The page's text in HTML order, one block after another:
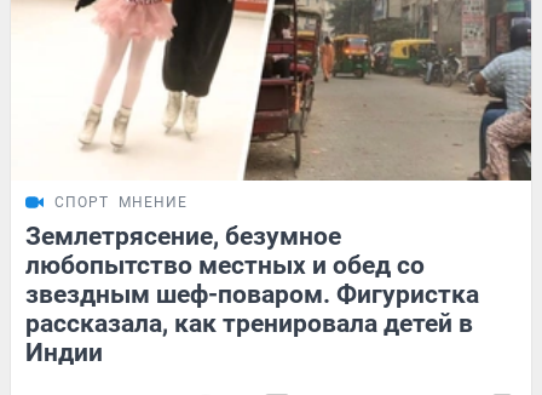
СПОРТ МНЕНИЕ
Землетрясение, безумное
любопытство местных и обед со
звездным шеф-поваром. Фигуристка
рассказала, как тренировала детей в
Индии